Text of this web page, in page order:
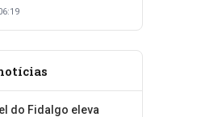
ao cuidado
do Fidalgo eleva